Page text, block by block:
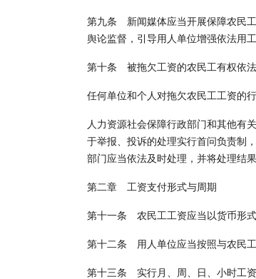
第九条 新闻媒体应当开展保障农民
舆论监督，引导用人单位增强依法用
第十条 被拖欠工资的农民工有权依法
任何单位和个人对拖欠农民工工资的
人力资源社会保障行政部门和其他有
于举报、投诉的处理实行首问负责制
部门应当依法及时处理，并将处理结
第二章 工资支付形式与周期
第十一条 农民工工资应当以货币形式
第十二条 用人单位应当按照与农民工
第十三条 实行月、周、日、小时工